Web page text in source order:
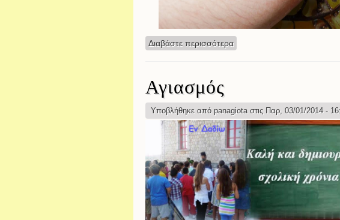
Διαβάστε περισσότερα
Αγιασμός
Υποβλήθηκε από panagiotaστις Παρ, 03/01/2014 -